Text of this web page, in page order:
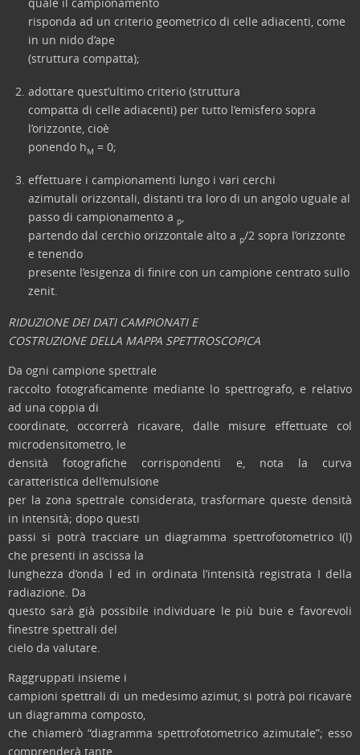
risponda ad un criterio geometrico di celle adiacenti, come
in un nido d’ape
(struttura compatta);
adottare quest’ultimo criterio (struttura
compatta di celle adiacenti) per tutto l’emisfero sopra
l’orizzonte, cioè
ponendo hM = 0;
effettuare i campionamenti lungo i vari cerchi
azimutali orizzontali, distanti tra loro di un angolo uguale al
passo di campionamento a p,
partendo dal cerchio orizzontale alto a p/2 sopra l’orizzonte
e tenendo
presente l’esigenza di finire con un campione centrato sullo
zenit.
RIDUZIONE DEI DATI CAMPIONATI E
COSTRUZIONE DELLA MAPPA SPETTROSCOPICA
Da ogni campione spettrale
raccolto fotograficamente mediante lo spettrografo, e relativo
ad una coppia di
coordinate, occorrerà ricavare, dalle misure effettuate col
microdensitometro, le
densità fotografiche corrispondenti e, nota la curva
caratteristica dell’emulsione
per la zona spettrale considerata, trasformare queste densità
in intensità; dopo questi
passi si potrà tracciare un diagramma spettrofotometrico I(l)
che presenti in ascissa la
lunghezza d’onda l ed in ordinata l’intensità registrata I della
radiazione. Da
questo sarà già possibile individuare le più buie e favorevoli
finestre spettrali del
cielo da valutare.
Raggruppati insieme i
campioni spettrali di un medesimo azimut, si potrà poi ricavare
un diagramma composto,
che chiamerò “diagramma spettrofotometrico azimutale”; esso
comprenderà tante